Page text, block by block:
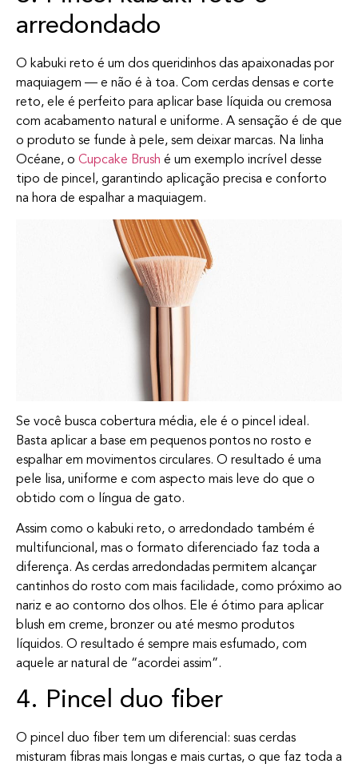
arredondado
O kabuki reto é um dos queridinhos das apaixonadas por
maquiagem — e não é à toa. Com cerdas densas e corte
reto, ele é perfeito para aplicar base líquida ou cremosa
com acabamento natural e uniforme. A sensação é de que
o produto se funde à pele, sem deixar marcas. Na linha
Océane, o Cupcake Brush é um exemplo incrível desse
tipo de pincel, garantindo aplicação precisa e conforto
na hora de espalhar a maquiagem.
Se você busca cobertura média, ele é o pincel ideal.
Basta aplicar a base em pequenos pontos no rosto e
espalhar em movimentos circulares. O resultado é uma
pele lisa, uniforme e com aspecto mais leve do que o
obtido com o língua de gato.
Assim como o kabuki reto, o arredondado também é
multifuncional, mas o formato diferenciado faz toda a
diferença. As cerdas arredondadas permitem alcançar
cantinhos do rosto com mais facilidade, como próximo ao
nariz e ao contorno dos olhos. Ele é ótimo para aplicar
blush em creme, bronzer ou até mesmo produtos
líquidos. O resultado é sempre mais esfumado, com
aquele ar natural de “acordei assim”.
4. Pincel duo fiber
O pincel duo fiber tem um diferencial: suas cerdas
misturam fibras mais longas e mais curtas, o que faz toda a